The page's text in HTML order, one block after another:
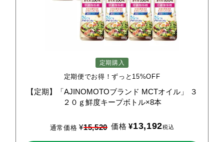
定期購入
定期便でお得！ずっと15%OFF
【定期】「AJINOMOTOブランド MCTオイル」
３
２０ｇ鮮度キープボトル×8本
通常価格 ¥15,520 価格 ¥13,192税込